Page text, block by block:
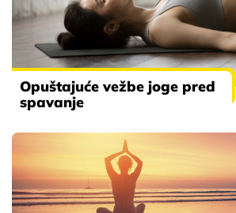
Opuštajuće vežbe joge pred
spavanje